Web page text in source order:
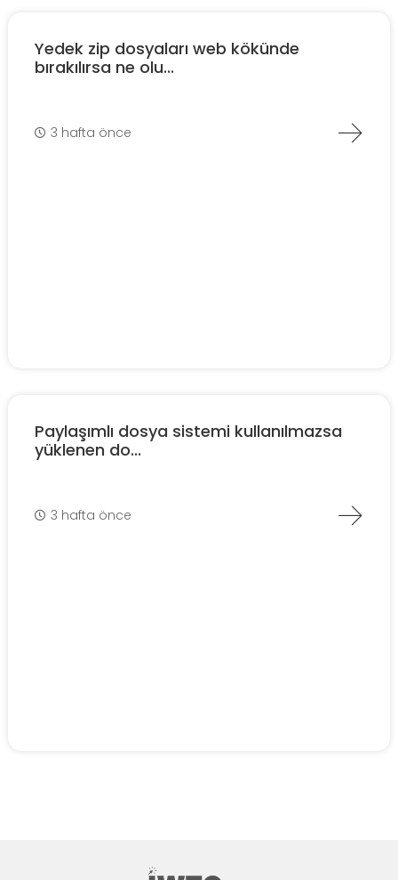
Yedek zip dosyaları web kökünde
bırakılırsa ne olu...
3 hafta önce
Paylaşımlı dosya sistemi kullanılmazsa
yüklenen do...
3 hafta önce